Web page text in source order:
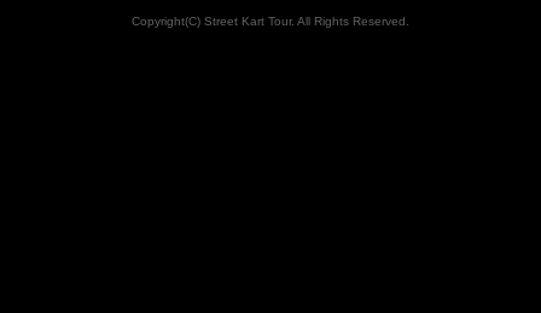
Copyright(C) Street Kart Tour. All Rights Reserved.